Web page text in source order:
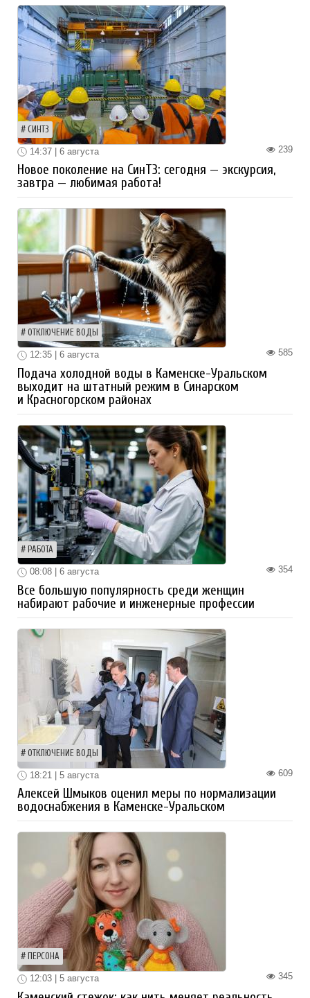
СИНТЗ
239
14:37 | 6 августа
Новое поколение на СинТЗ: сегодня — экскурсия,
завтра — любимая работа!
ОТКЛЮЧЕНИЕ ВОДЫ
585
12:35 | 6 августа
Подача холодной воды в Каменске-Уральском
выходит на штатный режим в Синарском
и Красногорском районах
РАБОТА
354
08:08 | 6 августа
Все большую популярность среди женщин
набирают рабочие и инженерные профессии
ОТКЛЮЧЕНИЕ ВОДЫ
609
18:21 | 5 августа
Алексей Шмыков оценил меры по нормализации
водоснабжения в Каменске-Уральском
ПЕРСОНА
345
12:03 | 5 августа